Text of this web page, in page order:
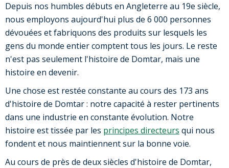
Depuis nos humbles débuts en Angleterre au 19e siècle,
nous employons aujourd'hui plus de 6 000 personnes
dévouées et fabriquons des produits sur lesquels les
gens du monde entier comptent tous les jours. Le reste
n'est pas seulement l'histoire de Domtar, mais une
histoire en devenir.
Une chose est restée constante au cours des 173 ans
d'histoire de Domtar : notre capacité à rester pertinents
dans une industrie en constante évolution. Notre
histoire est tissée par les principes directeurs qui nous
fondent et nous maintiennent sur la bonne voie.
Au cours de près de deux siècles d'histoire de Domtar,